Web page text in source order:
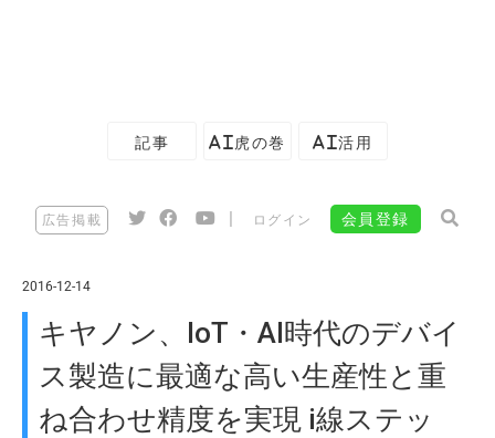
記事 AI虎の巻 AI活用
広告掲載 ログイン 会員登録
2016-12-14
キヤノン、IoT・AI時代のデバイ
ス製造に最適な高い生産性と重
ね合わせ精度を実現 i線ステッ